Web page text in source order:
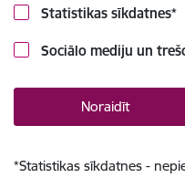
Statistikas sīkdatnes*
Sociālo mediju un
Noraidīt
*Statistikas sīkdatnes -